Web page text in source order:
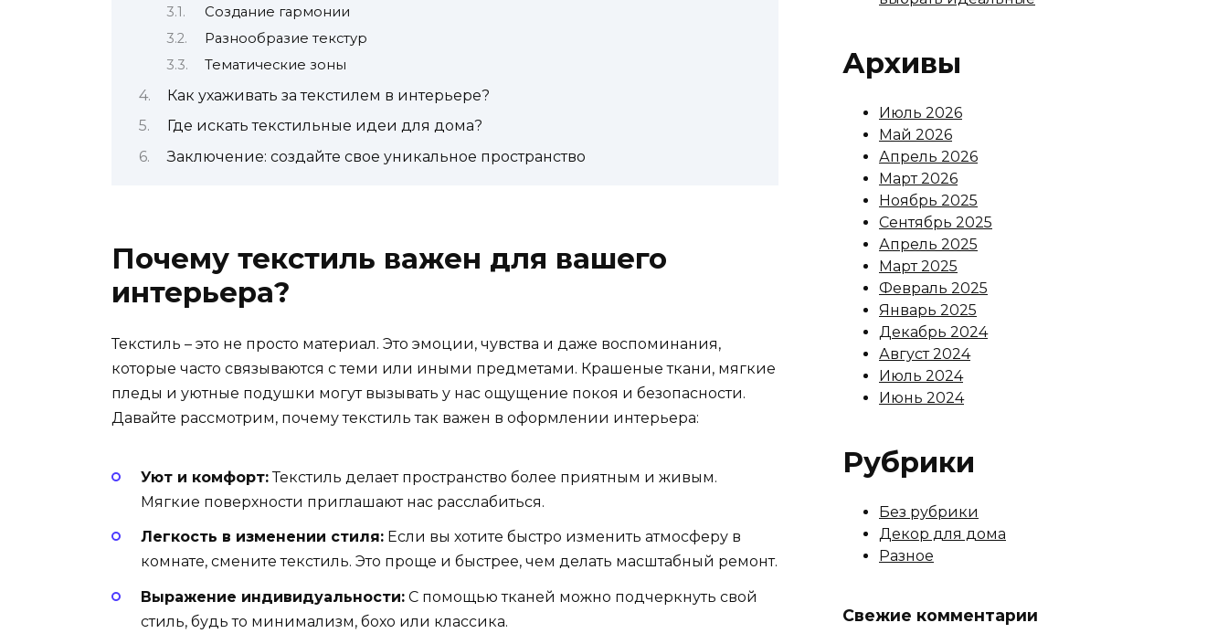
Создание гармонии
Разнообразие текстур
Тематические зоны
Как ухаживать за текстилем в интерьере?
Где искать текстильные идеи для дома?
Заключение: создайте свое уникальное пространство
Почему текстиль важен для вашего
интерьера?
Текстиль – это не просто материал. Это эмоции, чувства и даже воспоминания,
которые часто связываются с теми или иными предметами. Крашеные ткани, мягкие
пледы и уютные подушки могут вызывать у нас ощущение покоя и безопасности.
Давайте рассмотрим, почему текстиль так важен в оформлении интерьера:
Уют и комфорт:Текстиль делает пространство более приятным и живым.
Мягкие поверхности приглашают нас расслабиться.
Легкость в изменении стиля: Если вы хотите быстро изменить атмосферу в
комнате, смените текстиль. Это проще и быстрее, чем делать масштабный ремонт.
Выражение индивидуальности: С помощью тканей можно подчеркнуть свой
стиль, будь то минимализм, бохо или классика.
Архивы
Июль 2026
Май 2026
Апрель 2026
Март 2026
Ноябрь 2025
Сентябрь 2025
Апрель 2025
Март 2025
Февраль 2025
Январь 2025
Декабрь 2024
Август 2024
Июль 2024
Июнь 2024
Рубрики
Без рубрики
Декор для дома
Разное
Свежие комментарии